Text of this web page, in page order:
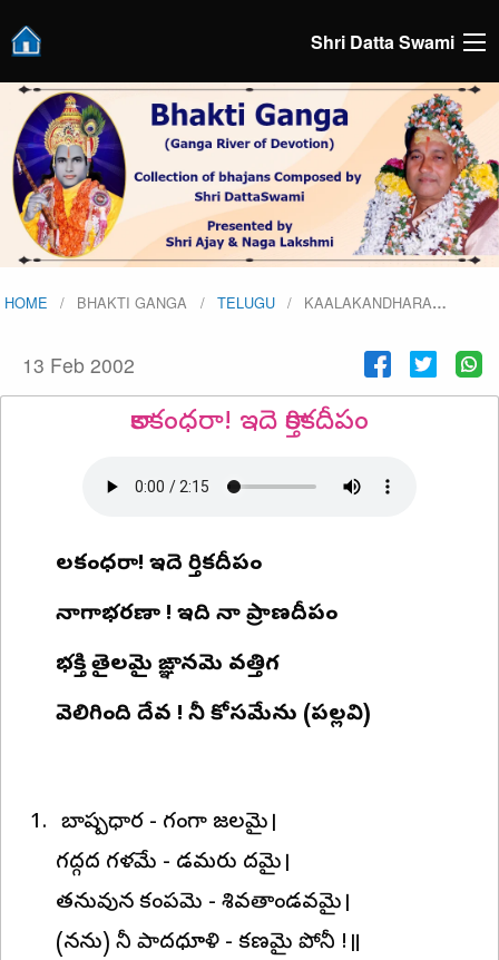
Shri Datta Swami
HOME BHAKTI GANGA TELUGU KAALAKANDHARA…
13 Feb 2002
కాలకంధరా! ఇదె కార్తికదీపం
కాలకంధరా! ఇదె కార్తికదీపం
నాగాభరణా ! ఇది నా ప్రాణదీపం
భక్తి తైలమై ఙ్ఞానమె వత్తిగ
వెలిగింది దేవ ! నీ కోసమేను (పల్లవి)
నా బాష్పధార - గంగా జలమై।
గద్గద గళమే - డమరు నాదమై।
తనువున కంపమె - శివతాండవమై।
(నను) నీ పాదధూళి - కణమై పోనీ !॥